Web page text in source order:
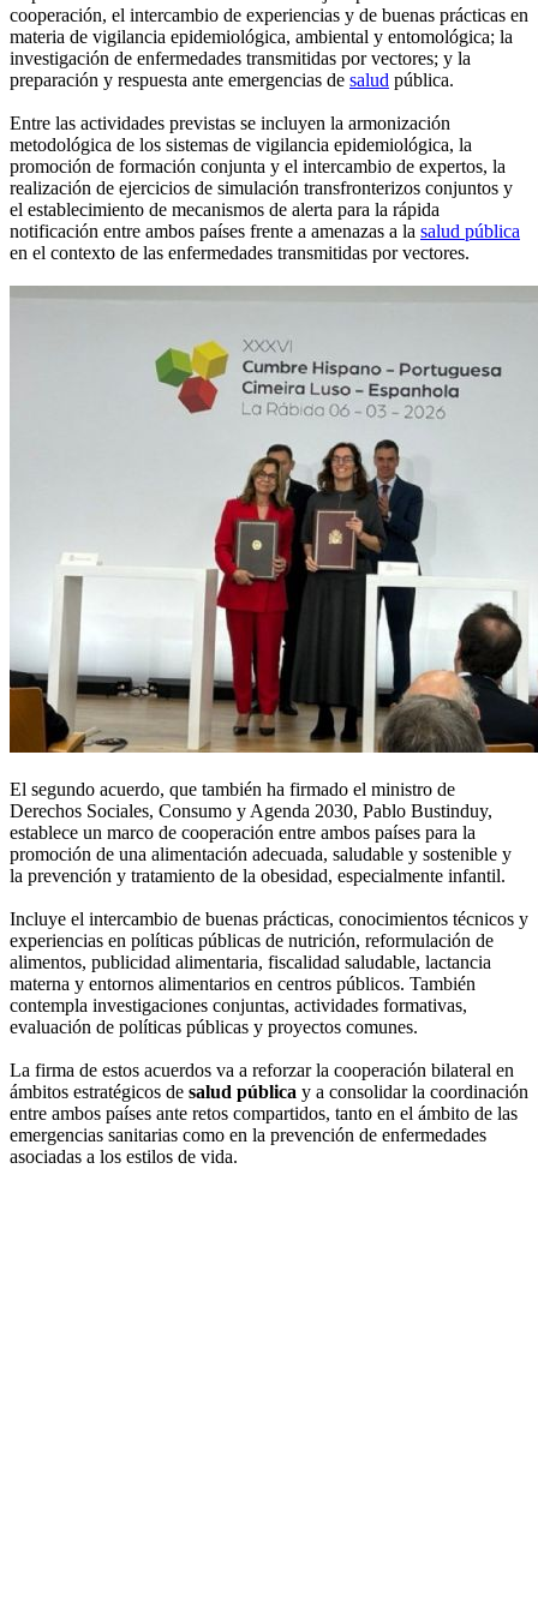
cooperación, el intercambio de experiencias y de buenas prácticas en
materia de vigilancia epidemiológica, ambiental y entomológica; la
investigación de enfermedades transmitidas por vectores; y la
preparación y respuesta ante emergencias de salud pública.
Entre las actividades previstas se incluyen la armonización
metodológica de los sistemas de vigilancia epidemiológica, la
promoción de formación conjunta y el intercambio de expertos, la
realización de ejercicios de simulación transfronterizos conjuntos y
el establecimiento de mecanismos de alerta para la rápida
notificación entre ambos países frente a amenazas a la salud pública
en el contexto de las enfermedades transmitidas por vectores.
El segundo acuerdo, que también ha firmado el ministro de
Derechos Sociales, Consumo y Agenda 2030, Pablo Bustinduy,
establece un marco de cooperación entre ambos países para la
promoción de una alimentación adecuada, saludable y sostenible y
la prevención y tratamiento de la obesidad, especialmente infantil.
Incluye el intercambio de buenas prácticas, conocimientos técnicos y
experiencias en políticas públicas de nutrición, reformulación de
alimentos, publicidad alimentaria, fiscalidad saludable, lactancia
materna y entornos alimentarios en centros públicos. También
contempla investigaciones conjuntas, actividades formativas,
evaluación de políticas públicas y proyectos comunes.
La firma de estos acuerdos va a reforzar la cooperación bilateral en
ámbitos estratégicos de salud pública y a consolidar la coordinación
entre ambos países ante retos compartidos, tanto en el ámbito de las
emergencias sanitarias como en la prevención de enfermedades
asociadas a los estilos de vida.